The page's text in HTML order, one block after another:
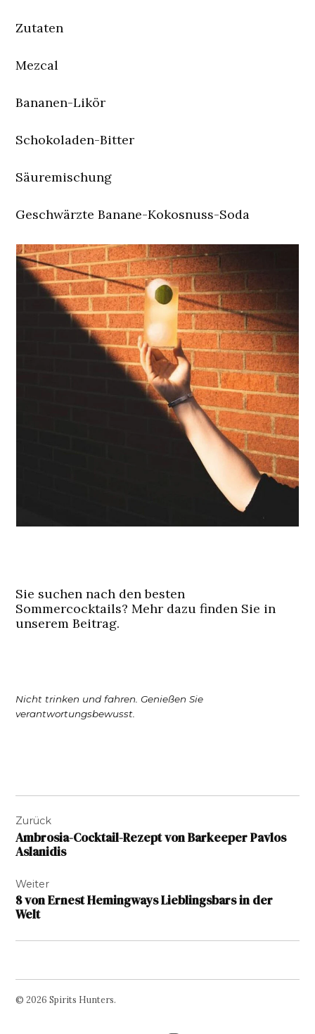
Zutaten
Mezcal
Bananen-Likör
Schokoladen-Bitter
Säuremischung
Geschwärzte Banane-Kokosnuss-Soda
Sie suchen nach den besten
Sommercocktails? Mehr dazu finden Sie in
unserem Beitrag.
Nicht trinken und fahren. Genießen Sie
verantwortungsbewusst.
Zurück
Ambrosia-Cocktail-Rezept von Barkeeper Pavlos
Aslanidis
Weiter
8 von Ernest Hemingways Lieblingsbars in der
Welt
© 2026 Spirits Hunters.